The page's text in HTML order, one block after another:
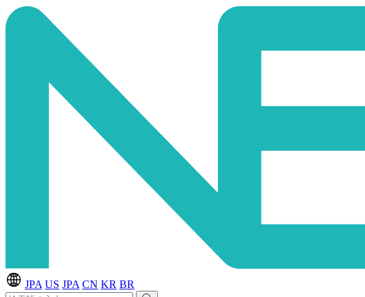
JPA US JPA CN KR BR